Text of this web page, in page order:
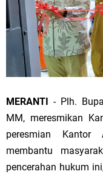
MERANTI - Plh.
MM, meresmikan
peresmian Kantor
membantu
pencerahan hukum